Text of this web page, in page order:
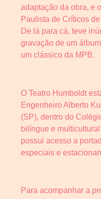
adaptação da obra, e
Paulista de Críticos
De lá para cá, teve
gravação de um
um clássico da MPB.
O Teatro Humboldt
Engenheiro Alberto
(SP), dentro do
bilíngue e
possui acesso a
especiais e
Para acompanhar a